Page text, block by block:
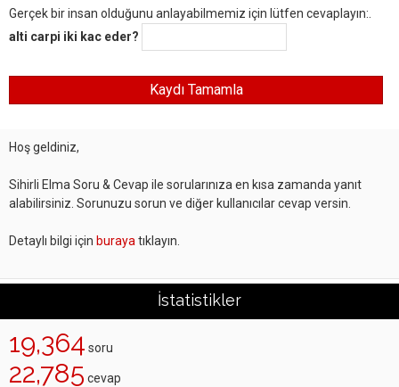
Gerçek bir insan olduğunu anlayabilmemiz için lütfen cevaplayın:.
alti carpi iki kac eder?
Hoş geldiniz,
Sihirli Elma Soru & Cevap ile sorularınıza en kısa zamanda yanıt
alabilirsiniz. Sorunuzu sorun ve diğer kullanıcılar cevap versin.
Detaylı bilgi için buraya tıklayın.
İstatistikler
19,364 soru
22,785 cevap